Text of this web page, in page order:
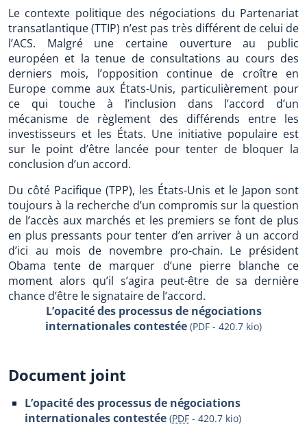
Le contexte politique des négociations du Partenariat
transatlantique (TTIP) n’est pas très différent de celui de
l’ACS. Malgré une certaine ouverture au public
européen et la tenue de consultations au cours des
derniers mois, l’opposition continue de croître en
Europe comme aux États-Unis, particulièrement pour
ce qui touche à l’inclusion dans l’accord d’un
mécanisme de règlement des différends entre les
investisseurs et les États. Une initiative populaire est
sur le point d’être lancée pour tenter de bloquer la
conclusion d’un accord.
Du côté Pacifique (TPP), les États-Unis et le Japon sont
toujours à la recherche d’un compromis sur la question
de l’accès aux marchés et les premiers se font de plus
en plus pressants pour tenter d’en arriver à un accord
d’ici au mois de novembre pro-chain. Le président
Obama tente de marquer d’une pierre blanche ce
moment alors qu’il s’agira peut-être de sa dernière
chance d’être le signataire de l’accord.
L’opacité des processus de négociations
internationales contestée (PDF - 420.7 kio)
Document joint
L’opacité des processus de négociations
internationales contestée (PDF - 420.7 kio)